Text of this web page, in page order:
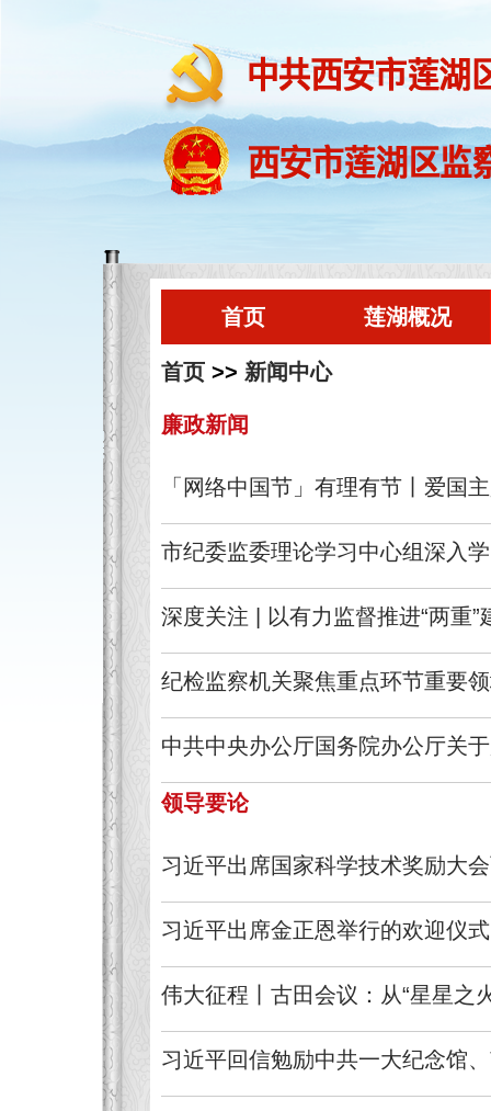
首页 莲湖概况
首页>> 新闻中心
廉政新闻
「网络中国节」有理有节丨爱国
市纪委监委理论学习中心组深入
深度关注 | 以有力监督推进“两重”
纪检监察机关聚焦重点环节重要
中共中央办公厅国务院办公厅关
领导要论
习近平出席国家科学技术奖励大
习近平出席金正恩举行的欢迎仪式
伟大征程丨古田会议：从“星星之
习近平回信勉励中共一大纪念馆